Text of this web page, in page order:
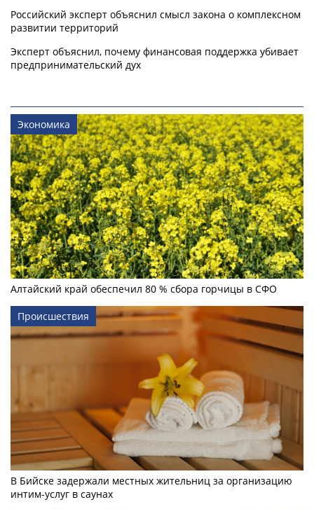
Российский эксперт объяснил смысл закона о комплексном
развитии территорий
Эксперт объяснил, почему финансовая поддержка убивает
предпринимательский дух
Экономика
Алтайский край обеспечил 80 % сбора горчицы в СФО
Происшествия
В Бийске задержали местных жительниц за организацию
интим-услуг в саунах